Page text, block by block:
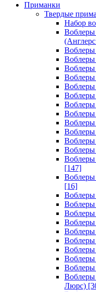
Приманки
Твердые
Набор
Воблеры
Воблеры
Воблеры
Воблеры
Воблеры
Воблеры
Воблеры
Воблеры
Воблеры
[147]
[16]
Воблеры
Воблеры
Воблеры
Воблеры
Воблеры
Люрс)